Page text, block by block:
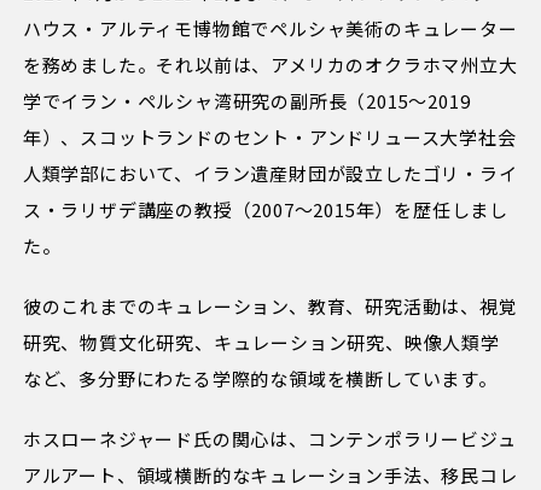
ハウス・アルティモ博物館でペルシャ美術のキュレーター
を務めました。それ以前は、アメリカのオクラホマ州立大
学でイラン・ペルシャ湾研究の副所長（2015～2019
年）、スコットランドのセント・アンドリュース大学社会
人類学部において、イラン遺産財団が設立したゴリ・ライ
ス・ラリザデ講座の教授（2007～2015年）を歴任しまし
た。
彼のこれまでのキュレーション、教育、研究活動は、視覚
研究、物質文化研究、キュレーション研究、映像人類学
など、多分野にわたる学際的な領域を横断しています。
ホスローネジャード氏の関心は、コンテンポラリービジュ
アルアート、領域横断的なキュレーション手法、移民コレ